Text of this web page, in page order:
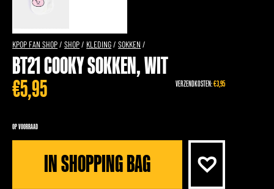
KPOP FAN SHOP /SHOP / KLEDING /SOKKEN /
BT21 COOKY SOKKEN, WIT
€5,95 VERZENDKOSTEN:€3,95
OP VOORRAAD
IN SHOPPING BAG